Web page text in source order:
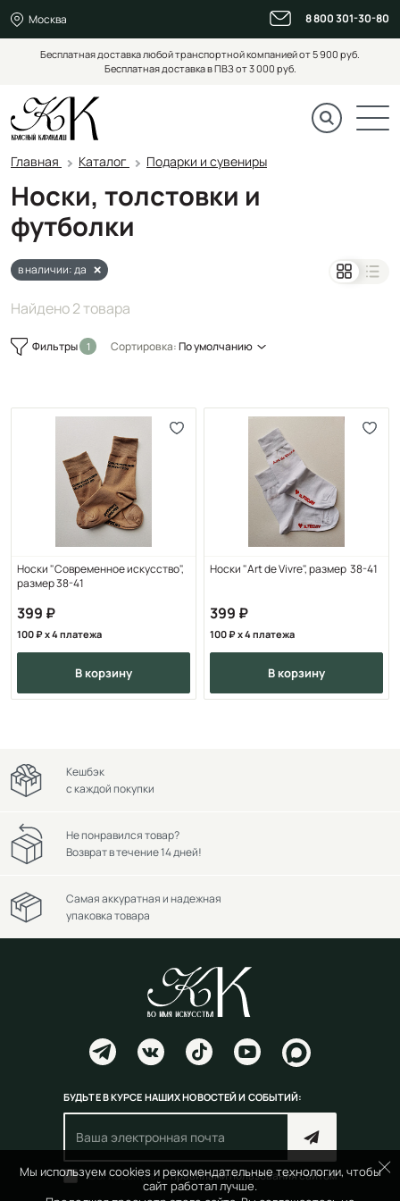
Москва 8 800 301-30-80
Бесплатная доставка любой транспортной компанией от 5 900 руб.
Бесплатная доставка в ПВЗ от 3 000 руб.
Главная Каталог Подарки и сувениры
Носки, толстовки и
футболки
в наличии: да
Найдено 2 товара
Фильтры Сортировка:По умолчанию
Носки "‎Современное искусство",
размер 38-41
399
100 x 4 платежа
в корзину
Носки "‎Art de Vivre", размер 38-41
399
100 x 4 платежа
в корзину
Мы используем cookies и рекомендательные технологии, чтобы
сайт работал лучше.
Кешбэк
с каждой покупки
Не понравился товар?
Возврат в течение 14 дней!
Самая аккуратная и надежная
упаковка товара
БУДЬТЕ В КУРСЕ НАШИХ НОВОСТЕЙ И СОБЫТИЙ:
Согласен(на) справилами пользования сайтом